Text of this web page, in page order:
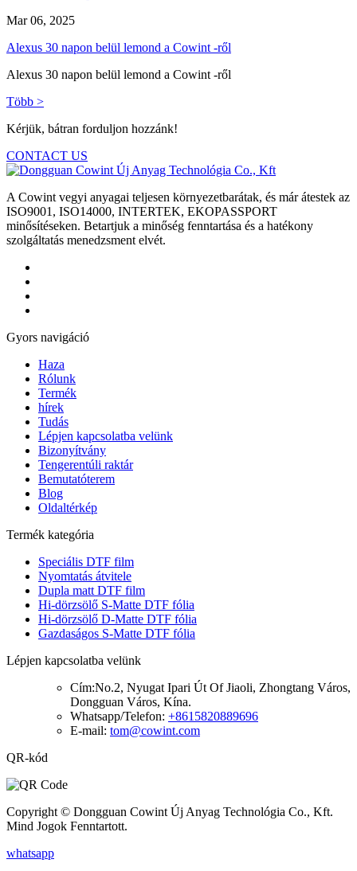
Mar 06, 2025
Alexus 30 napon belül lemond a Cowint -ről
Alexus 30 napon belül lemond a Cowint -ről
Több >
Kérjük, bátran forduljon hozzánk!
CONTACT US
A Cowint vegyi anyagai teljesen környezetbarátak, és már átestek az
ISO9001, ISO14000, INTERTEK, EKOPASSPORT
minősítéseken. Betartjuk a minőség fenntartása és a hatékony
szolgáltatás menedzsment elvét.
Gyors navigáció
Haza
Rólunk
Termék
hírek
Tudás
Lépjen kapcsolatba velünk
Bizonyítvány
Tengerentúli raktár
Bemutatóterem
Blog
Oldaltérkép
Termék kategória
Speciális DTF film
Nyomtatás átvitele
Dupla matt DTF film
Hi-dörzsölő S-Matte DTF fólia
Hi-dörzsölő D-Matte DTF fólia
Gazdaságos S-Matte DTF fólia
Lépjen kapcsolatba velünk
Cím:No.2, Nyugat Ipari Út Of Jiaoli, Zhongtang Város,
Dongguan Város, Kína.
Whatsapp/Telefon: +8615820889696
E-mail: tom@cowint.com
QR-kód
Copyright © Dongguan Cowint Új Anyag Technológia Co., Kft.
Mind Jogok Fenntartott.
whatsapp